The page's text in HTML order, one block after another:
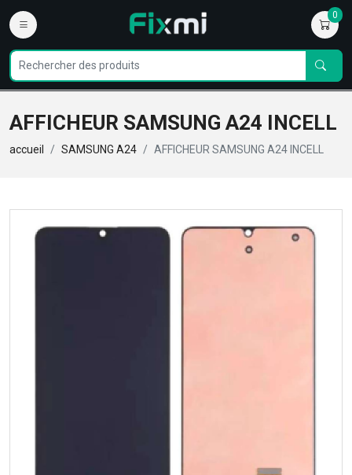
0
AFFICHEUR SAMSUNG A24 INCELL
accueil SAMSUNG A24 AFFICHEUR SAMSUNG A24 INCELL